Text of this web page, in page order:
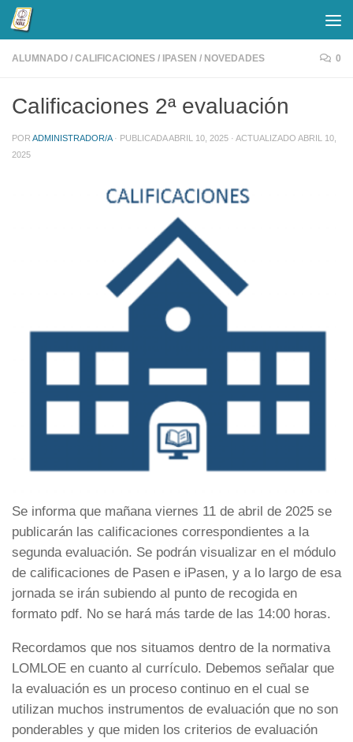
Saltar al contenido
ALUMNADO / CALIFICACIONES / IPASEN / NOVEDADES 0
Calificaciones 2ª evaluación
POR ADMINISTRADOR/A · PUBLICADAABRIL 10, 2025 · ACTUALIZADO ABRIL 10,
2025
Se informa que mañana viernes 11 de abril de 2025 se
publicarán las calificaciones correspondientes a la
segunda evaluación. Se podrán visualizar en el módulo
de calificaciones de Pasen e iPasen, y a lo largo de esa
jornada se irán subiendo al punto de recogida en
formato pdf. No se hará más tarde de las 14:00 horas.
Recordamos que nos situamos dentro de la normativa
LOMLOE en cuanto al currículo. Debemos señalar que
la evaluación es un proceso continuo en el cual se
utilizan muchos instrumentos de evaluación que no son
ponderables y que miden los criterios de evaluación